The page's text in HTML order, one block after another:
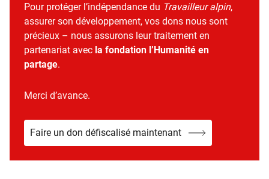
Pour protéger l’indépendance du Travailleur alpin,
assurer son développement, vos dons nous sont
précieux – nous assurons leur traitement en
partenariat avec la fondation l’Humanité en
partage.
Merci d’avance.
Faire un don défiscalisé maintenant